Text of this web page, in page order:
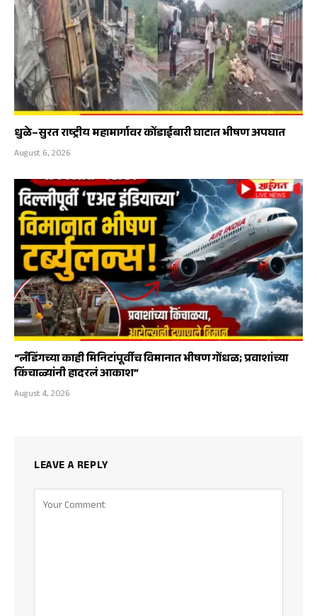
धुळे–सुरत राष्ट्रीय महामार्गावर कोंडाईबारी घाटात भीषण अपघात
August 6, 2026
“लँडिंगच्या काही मिनिटांपूर्वीच विमानात भीषण गोंधळ; प्रवाशांच्या
किंचाळ्यांनी हादरलं आकाश”
August 4, 2026
LEAVE A REPLY